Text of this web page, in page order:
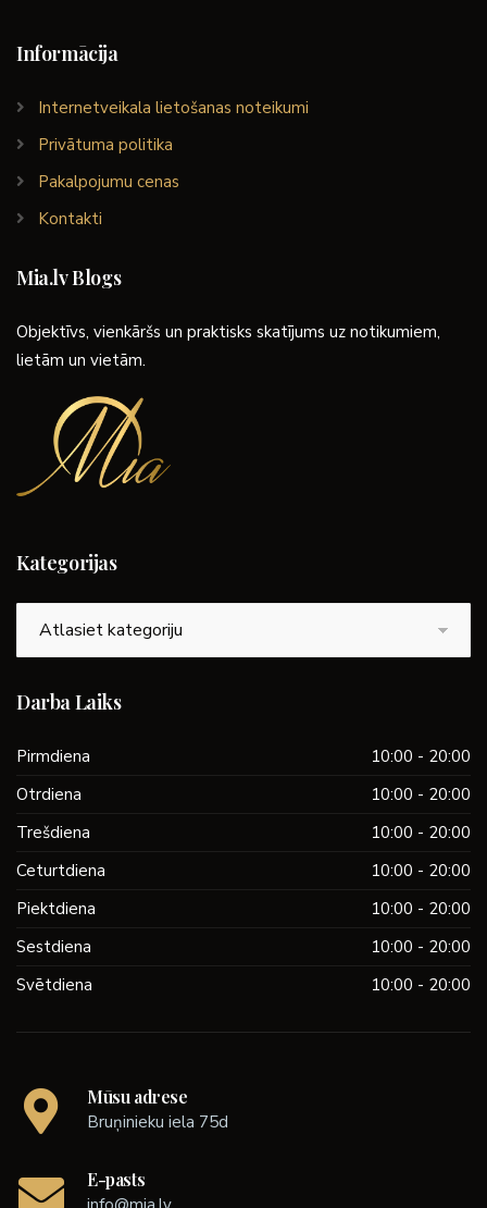
Informācija
Internetveikala lietošanas noteikumi
Privātuma politika
Pakalpojumu cenas
Kontakti
Mia.lv Blogs
Objektīvs, vienkāršs un praktisks skatījums uz notikumiem,
lietām un vietām.
Kategorijas
Darba Laiks
Pirmdiena
10:00 - 20:00
Otrdiena
10:00 - 20:00
Trešdiena
10:00 - 20:00
Ceturtdiena
10:00 - 20:00
Piektdiena
10:00 - 20:00
Sestdiena
10:00 - 20:00
Svētdiena
10:00 - 20:00
Mūsu adrese
Bruņinieku iela 75d
E-pasts